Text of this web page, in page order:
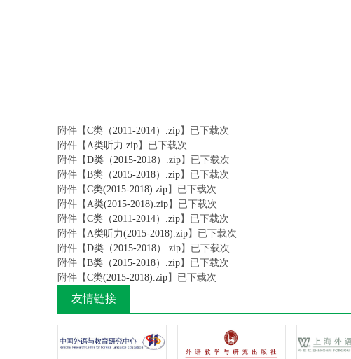
附件【C类（2011-2014）.zip】已下载次
附件【A类听力.zip】已下载次
附件【D类（2015-2018）.zip】已下载次
附件【B类（2015-2018）.zip】已下载次
附件【C类(2015-2018).zip】已下载次
附件【A类(2015-2018).zip】已下载次
附件【C类（2011-2014）.zip】已下载次
附件【A类听力(2015-2018).zip】已下载次
附件【D类（2015-2018）.zip】已下载次
附件【B类（2015-2018）.zip】已下载次
附件【C类(2015-2018).zip】已下载次
友情链接